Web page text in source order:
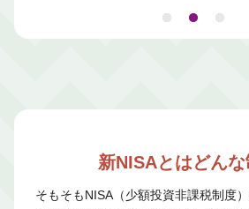
新NISAとはどんな
そもそもNISA（少額投資非課税制度